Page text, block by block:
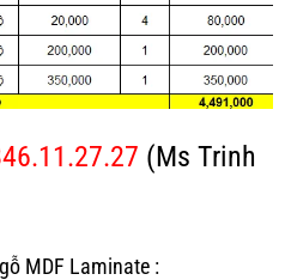
(Ms Trinh
MDF Laminate :